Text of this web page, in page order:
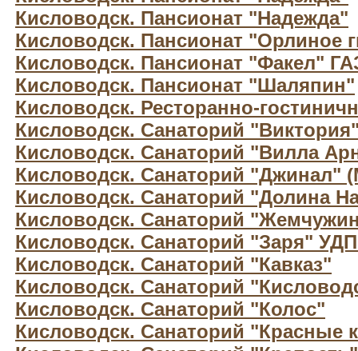
Кисловодск. Пансионат "Надежда"
Кисловодск. Пансионат "Орлиное
Кисловодск. Пансионат "Факел"
Кисловодск. Пансионат "Шаляпин"
Кисловодск. Ресторанно-
Кисловодск. Санаторий
Кисловодск. Санаторий "Вилла
Кисловодск. Санаторий "Джинал"
Кисловодск. Санаторий "Долина
Кисловодск. Санаторий
Кисловодск. Санаторий "Заря"
Кисловодск. Санаторий "Кавказ"
Кисловодск. Санаторий
Кисловодск. Санаторий "Колос"
Кисловодск. Санаторий "Красные